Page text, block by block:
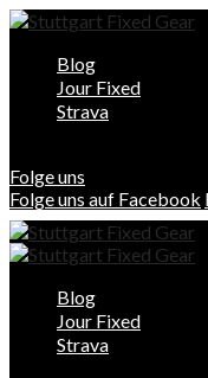
Blog
Jour Fixed
Strava
Folge uns
Folge uns auf Facebook
Blog
Jour Fixed
Strava